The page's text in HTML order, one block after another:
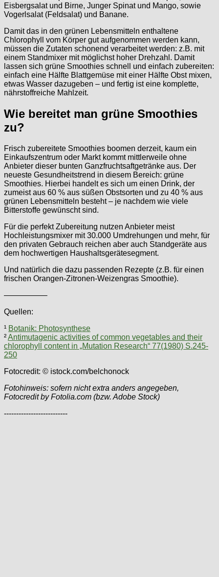
Eisbergsalat und Birne, Junger Spinat und Mango, sowie
Vogerlsalat (Feldsalat) und Banane.
Damit das in den grünen Lebensmitteln enthaltene
Chlorophyll vom Körper gut aufgenommen werden kann,
müssen die Zutaten schonend verarbeitet werden: z.B. mit
einem Standmixer mit möglichst hoher Drehzahl. Damit
lassen sich grüne Smoothies schnell und einfach zubereiten:
einfach eine Hälfte Blattgemüse mit einer Hälfte Obst mixen,
etwas Wasser dazugeben – und fertig ist eine komplette,
nährstoffreiche Mahlzeit.
Wie bereitet man grüne Smoothies
zu?
Frisch zubereitete Smoothies boomen derzeit, kaum ein
Einkaufszentrum oder Markt kommt mittlerweile ohne
Anbieter dieser bunten Ganzfruchtsaftgetränke aus. Der
neueste Gesundheitstrend in diesem Bereich: grüne
Smoothies. Hierbei handelt es sich um einen Drink, der
zumeist aus 60 % aus süßen Obstsorten und zu 40 % aus
grünen Lebensmitteln besteht – je nachdem wie viele
Bitterstoffe gewünscht sind.
Für die perfekt Zubereitung nutzen Anbieter meist
Hochleistungsmixer mit 30.000 Umdrehungen und mehr, für
den privaten Gebrauch reichen aber auch Standgeräte aus
dem hochwertigen Haushaltsgerätesegment.
Und natürlich die dazu passenden Rezepte (z.B. für einen
frischen Orangen-Zitronen-Weizengras Smoothie).
—————–
Quellen:
¹ Botanik: Photosynthese
²Antimutagenic activities of common vegetables and their
chlorophyll content in „Mutation Research“ 77(1980) S.245-
250
Fotocredit: © istock.com/belchonock
Fotohinweis: sofern nicht extra anders angegeben,
Fotocredit by Fotolia.com (bzw. Adobe Stock)
--------------------------